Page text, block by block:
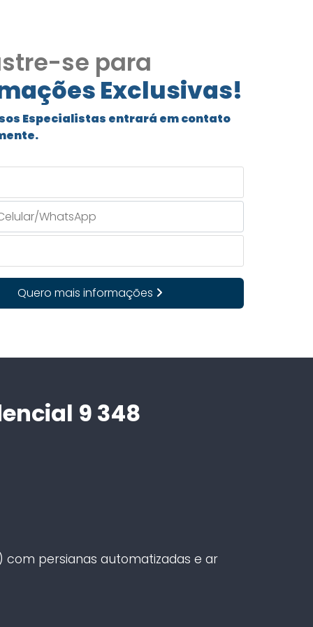
se para
Exclusivas!
Especialistas entrará em contato
Quero mais informações
9 348
persianas automatizadas e ar